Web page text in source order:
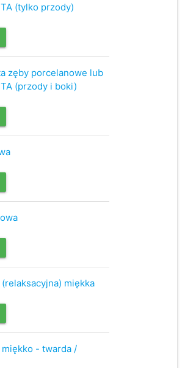
(tylko przody)
zęby porcelanowe lub
(przody i boki)
miękka
- twarda /